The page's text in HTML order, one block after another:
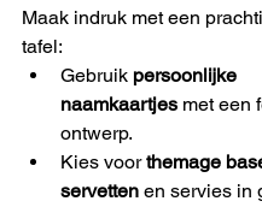
Maak indruk met een
tafel:
Gebruik persoonlijke
naamkaartjes met een
ontwerp.
Kies voor themage
servetten en servies in